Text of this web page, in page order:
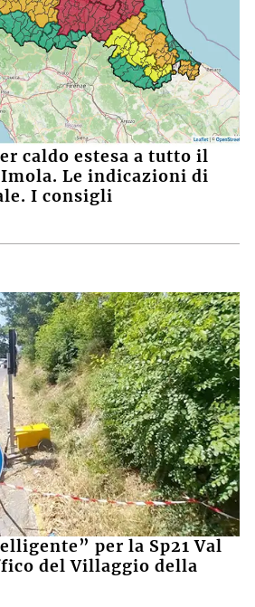
caldo estesa a tutto il
Le indicazioni di
I consigli
per la Sp21 Val
del Villaggio della